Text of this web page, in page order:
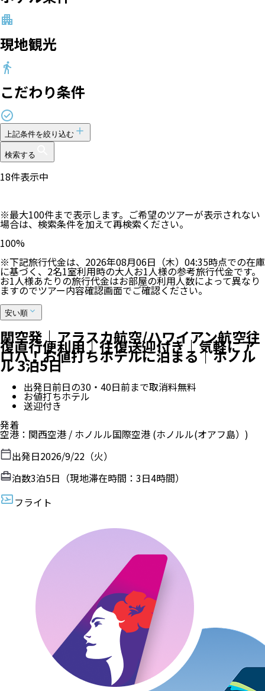
現地観光
こだわり条件
上記条件を絞り込む
検索する
18件表示中
※最大100件まで表示します。ご希望のツアーが表示されない
場合は、検索条件を加えて再検索ください。
100%
※下記旅行代金は、 2026年08月06日（木）04:35時点での在庫
に基づく、2名1室利用時の大人お1人様の参考旅行代金です。
お1人様あたりの旅行代金はお部屋の利用人数によって異なり
ますのでツアー内容確認画面でご確認ください。
安い順
関空発｜アラスカ航空/ハワイアン航空往
復直行便利用｜往復送迎付き｜気軽にア
ロハ！お値打ちホテルに泊まる｜ホノル
ル 3泊5日
出発日前日の30・40日前まで取消料無料
お値打ちホテル
送迎付き
発着
空港 ： 関西空港 / ホノルル国際空港 (ホノルル(オアフ島）)
出発日2026/9/22（火）
泊数3泊5日（現地滞在時間： 3日4時間）
フライト